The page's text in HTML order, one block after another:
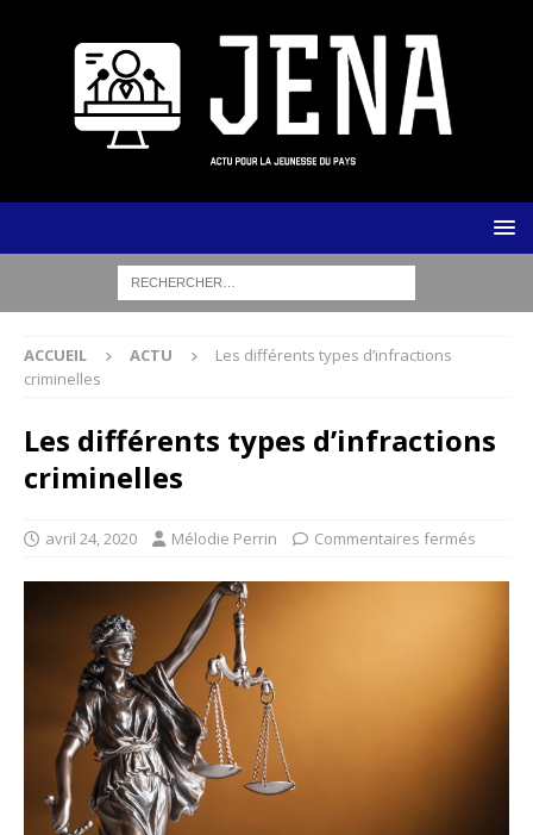
ACCUEIL ACTU
Les différents types d’infractions
criminelles
Les différents types d’infractions
criminelles
avril 24, 2020 Mélodie Perrin Commentaires fermés